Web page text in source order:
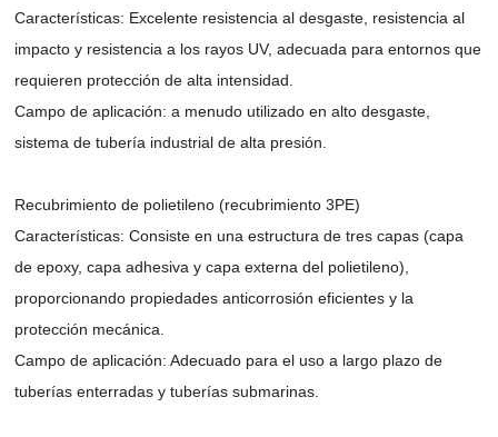
Características: Excelente resistencia al desgaste, resistencia al
impacto y resistencia a los rayos UV, adecuada para entornos que
requieren protección de alta intensidad.
Campo de aplicación: a menudo utilizado en alto desgaste,
sistema de tubería industrial de alta presión.
Recubrimiento de polietileno (recubrimiento 3PE)
Características: Consiste en una estructura de tres capas (capa
de epoxy, capa adhesiva y capa externa del polietileno),
proporcionando propiedades anticorrosión eficientes y la
protección mecánica.
Campo de aplicación: Adecuado para el uso a largo plazo de
tuberías enterradas y tuberías submarinas.